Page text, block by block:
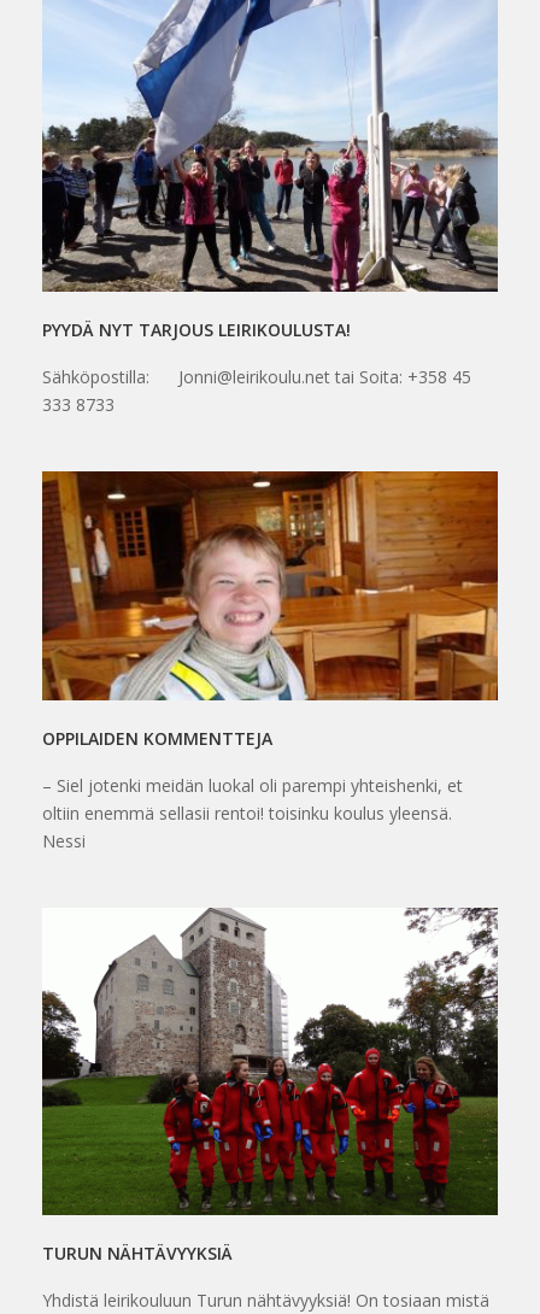
PYYDÄ NYT TARJOUS LEIRIKOULUSTA!
Sähköpostilla: Jonni@leirikoulu.net tai Soita: +358 45
333 8733
OPPILAIDEN KOMMENTTEJA
– Siel jotenki meidän luokal oli parempi yhteishenki, et
oltiin enemmä sellasii rentoi! toisinku koulus yleensä.
Nessi
TURUN NÄHTÄVYYKSIÄ
Yhdistä leirikouluun Turun nähtävyyksiä! On tosiaan mistä